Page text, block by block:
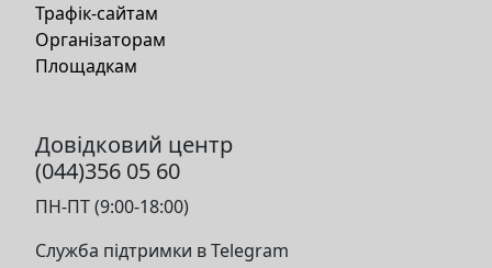
Трафік-сайтам
Організаторам
Площадкам
Довідковий центр
(044)356 05 60
ПН-ПТ (9:00-18:00)
Служба підтримки в Telegram